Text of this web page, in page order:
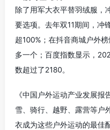
除了用军大衣平替羽绒服，
要选项。去年双11期间，冲
超100%；在抖音商城户外
多一个；百度指数显示，
数超过了2180。
《中国户外运动产业发展
雪、骑行、越野、露营等户
衣成为这些户外运动的最佳